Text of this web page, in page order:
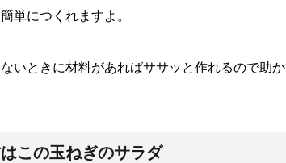
単につくれますよ。
いときに材料があればササッと作れるので助か
この玉ねぎのサラダ